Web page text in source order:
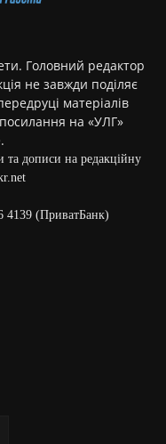
Головний редактор
не завжди поділяє
матеріалів
посилання на «УЛГ»
та дописи на редакційну
4139 (ПриватБанк)